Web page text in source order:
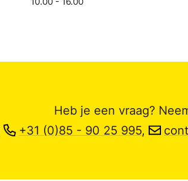
Heb je een vraag?
+31 (0)85 - 90 25 995,